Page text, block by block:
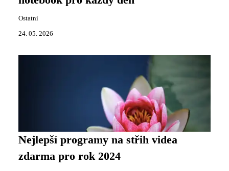
Ostatní
24. 05. 2026
Nejlepší programy na střih videa
zdarma pro rok 2024